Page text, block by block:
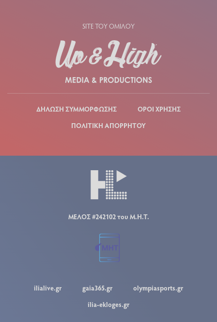
SITE ΤΟΥ ΟΜΙΛΟΥ
ΔΗΛΩΣΗ ΣΥΜΜΟΡΦΩΣΗΣ
ΟΡΟΙ ΧΡΗΣΗΣ
ΠΟΛΙΤΙΚΗ ΑΠΟΡΡΗΤΟΥ
ΜΕΛΟΣ #242102 του Μ.Η.Τ.
ilialive.gr gaia365.gr
olympiasports.gr
ilia-ekloges.gr